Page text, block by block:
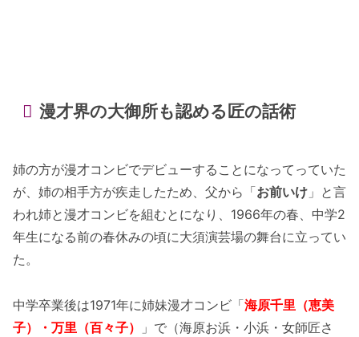
漫才界の大御所も認める匠の話術
姉の方が漫才コンビでデビューすることになってっていた
が、姉の相手方が疾走したため、父から「お前いけ 」と言
われ姉と漫才コンビを組むとになり、1966年の春、中学2
年生になる前の春休みの頃に大須演芸場の舞台に立ってい
た。
中学卒業後は1971年に姉妹漫才コンビ「海原千里（恵美
子）・万里（百々子）
」で（海原お浜・小浜・女師匠さ